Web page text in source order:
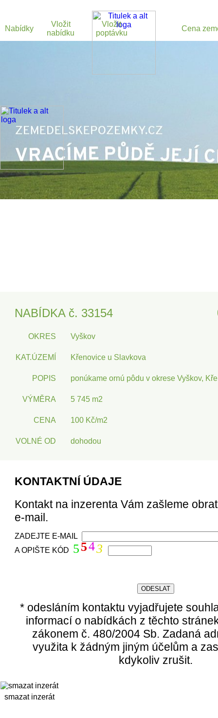
Nabídky
Vložit
nabídku
Vložit
poptávku
Cena
NABÍDKA č. 33154
OKRES Vyškov
KAT.ÚZEMÍ Křenovice u Slavkova
POPIS ponúkame ornú pôdu v okrese Vyškov,
VÝMĚRA 5 745 m2
CENA 100 Kč/m2
VOLNÉ OD dohodou
KONTAKTNÍ ÚDAJE
Kontakt na inzerenta Vám zašleme
e-mail.
ZADEJTE E-MAIL
A OPIŠTE KÓD 5543
* odesláním kontaktu vyjadřujete
informací o nabídkách z těchto
zákonem č. 480/2004 Sb. Zadaná
využita k žádným jiným účelům a
kdykoliv zrušit.
smazat inzerát